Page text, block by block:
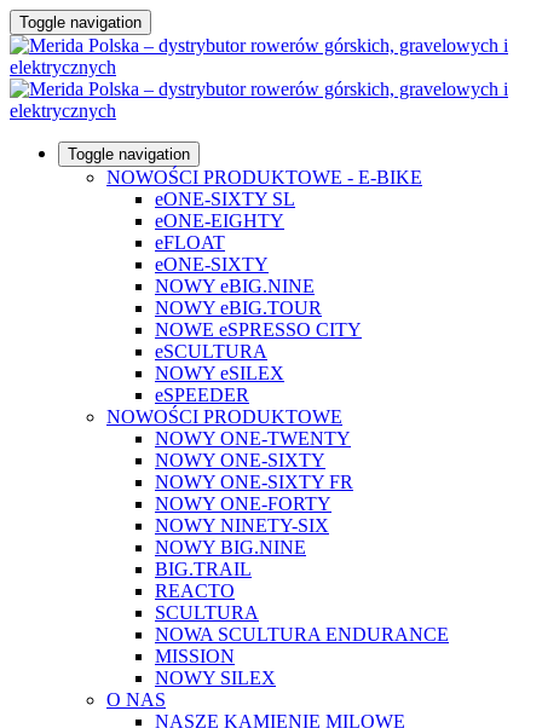
Toggle navigation
Toggle navigation
NOWOŚCI PRODUKTOWE - E-BIKE
eONE-SIXTY SL
eONE-EIGHTY
eFLOAT
eONE-SIXTY
NOWY eBIG.NINE
NOWY eBIG.TOUR
NOWE eSPRESSO CITY
eSCULTURA
NOWY eSILEX
eSPEEDER
NOWOŚCI PRODUKTOWE
NOWY ONE-TWENTY
NOWY ONE-SIXTY
NOWY ONE-SIXTY FR
NOWY ONE-FORTY
NOWY NINETY-SIX
NOWY BIG.NINE
BIG.TRAIL
REACTO
SCULTURA
NOWA SCULTURA ENDURANCE
MISSION
NOWY SILEX
O NAS
NASZE KAMIENIE MILOWE